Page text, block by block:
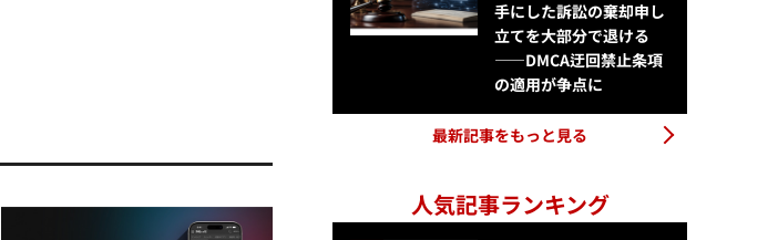
手にした訴訟の棄却申し
立てを大部分で退ける
——DMCA迂回禁止条項
の適用が争点に
最新記事をもっと見る
人気記事ランキング